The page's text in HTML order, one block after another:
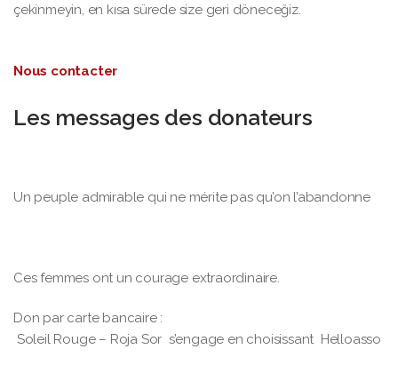
çekinmeyin, en kısa sürede size geri döneceğiz.
Nous contacter
Les messages des donateurs
Un peuple admirable qui ne mérite pas qu’on l’abandonne
Ces femmes ont un courage extraordinaire.
Don par carte bancaire :
Soleil Rouge – Roja Sor s’engage en choisissant Helloasso